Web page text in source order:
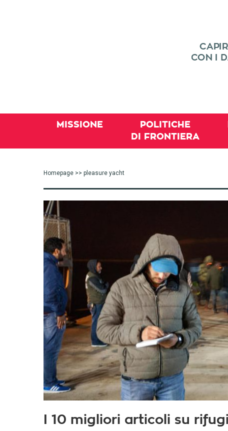
MISSIONE
POLITICHE
DI FRONTIERA
Homepage >> pleasure yacht
I 10 migliori articoli su